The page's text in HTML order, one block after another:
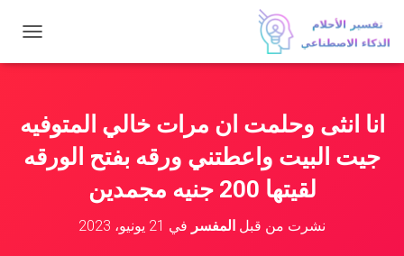
ب
ا
ت
انا انثى وحلمت ان مرات خالي المتوفيه
جيت البيت واعطتني ورقه بفتح الورقه
لقيتها 200 جنيه مجمدين
نشرت من قبل المفسر في 21 يونيو، 2023